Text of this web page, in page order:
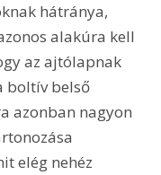
hátránya,
alakúra kell
az ajtólapnak
boltív belső
azonban nagyon
elég nehéz